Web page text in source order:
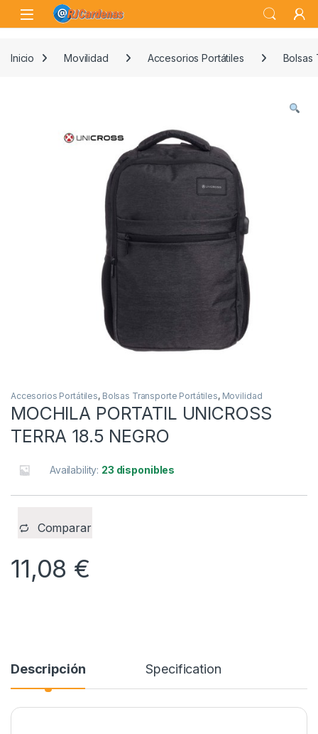
Skip to navigation
Skip to content
Open
Inicio Movilidad Accesorios Portátiles Bolsas
Accesorios Portátiles, Bolsas Transporte Portátiles, Movilidad
MOCHILA PORTATIL UNICROSS
TERRA 18.5 NEGRO
Availability: 23 disponibles
Comparar
11,08 €
Descripción Specification